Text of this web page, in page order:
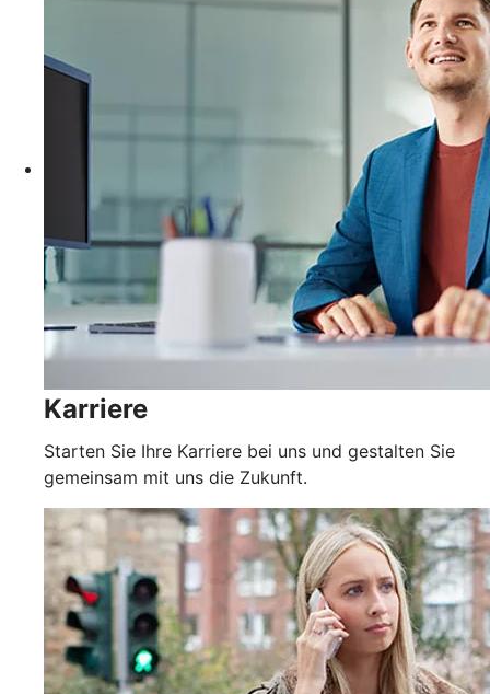
Karriere
Starten Sie Ihre Karriere bei uns und gestalten Sie
gemeinsam mit uns die Zukunft.